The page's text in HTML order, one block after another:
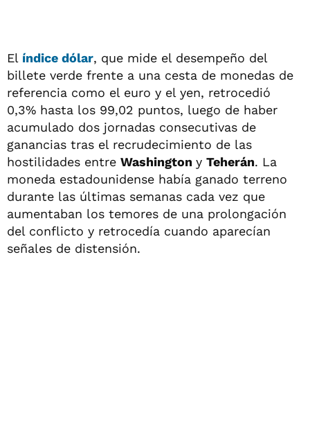
El índice dólar, que mide el desempeño del
billete verde frente a una cesta de monedas de
referencia como el euro y el yen, retrocedió
0,3% hasta los 99,02 puntos, luego de haber
acumulado dos jornadas consecutivas de
ganancias tras el recrudecimiento de las
hostilidades entre Washington y Teherán. La
moneda estadounidense había ganado terreno
durante las últimas semanas cada vez que
aumentaban los temores de una prolongación
del conflicto y retrocedía cuando aparecían
señales de distensión.